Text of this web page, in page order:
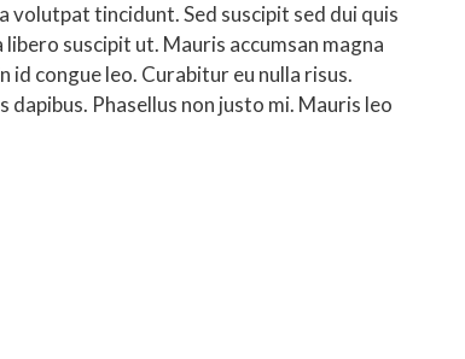
volutpat tincidunt. Sed suscipit sed dui quis
suscipit ut. Mauris accumsan magna
congue leo. Curabitur eu nulla risus.
dapibus. Phasellus non justo mi. Mauris leo